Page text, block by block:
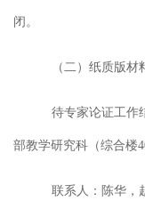
闭。
（二） 纸质版材
待专家论证工作
部教学研究科（综合楼
联系人： 陈华，